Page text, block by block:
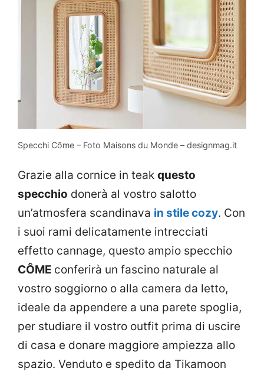
Specchi Côme – Foto Maisons du Monde – designmag.it
Grazie alla cornice in teak questo
specchio donerà al vostro salotto
un’atmosfera scandinava in stile cozy. Con
i suoi rami delicatamente intrecciati
effetto cannage, questo ampio specchio
CÔME conferirà un fascino naturale al
vostro soggiorno o alla camera da letto,
ideale da appendere a una parete spoglia,
per studiare il vostro outfit prima di uscire
di casa e donare maggiore ampiezza allo
spazio. Venduto e spedito da Tikamoon